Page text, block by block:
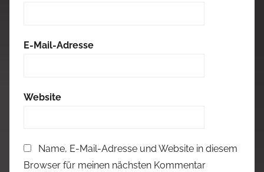
E-Mail-Adresse
Website
Name, E-Mail-Adresse und Website in diesem
Browser für meinen nächsten Kommentar